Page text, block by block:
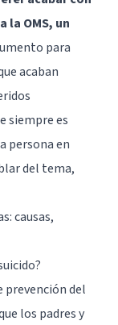
la OMS, un
para
acaban
siempre es
persona en
del tema,
causas,
prevención del
los padres y